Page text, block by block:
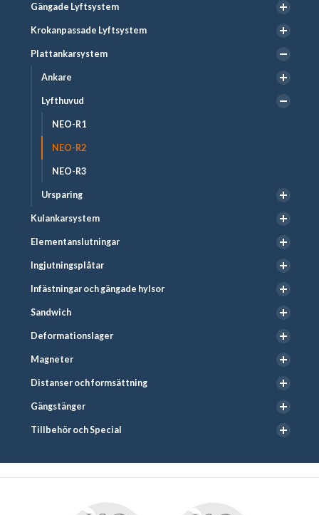
Gängade Lyftsystem
Krokanpassade Lyftsystem
Plattankarsystem
Ankare
Lyfthuvud
NEO-R1
NEO-R2
NEO-R3
Ursparing
Kulankarsystem
Elementanslutningar
Ingjutningsplåtar
Infästningar och gängade hylsor
Sandwich
Deformationslager
Magneter
Distanser och formsättning
Gängstänger
Tillbehör och Special